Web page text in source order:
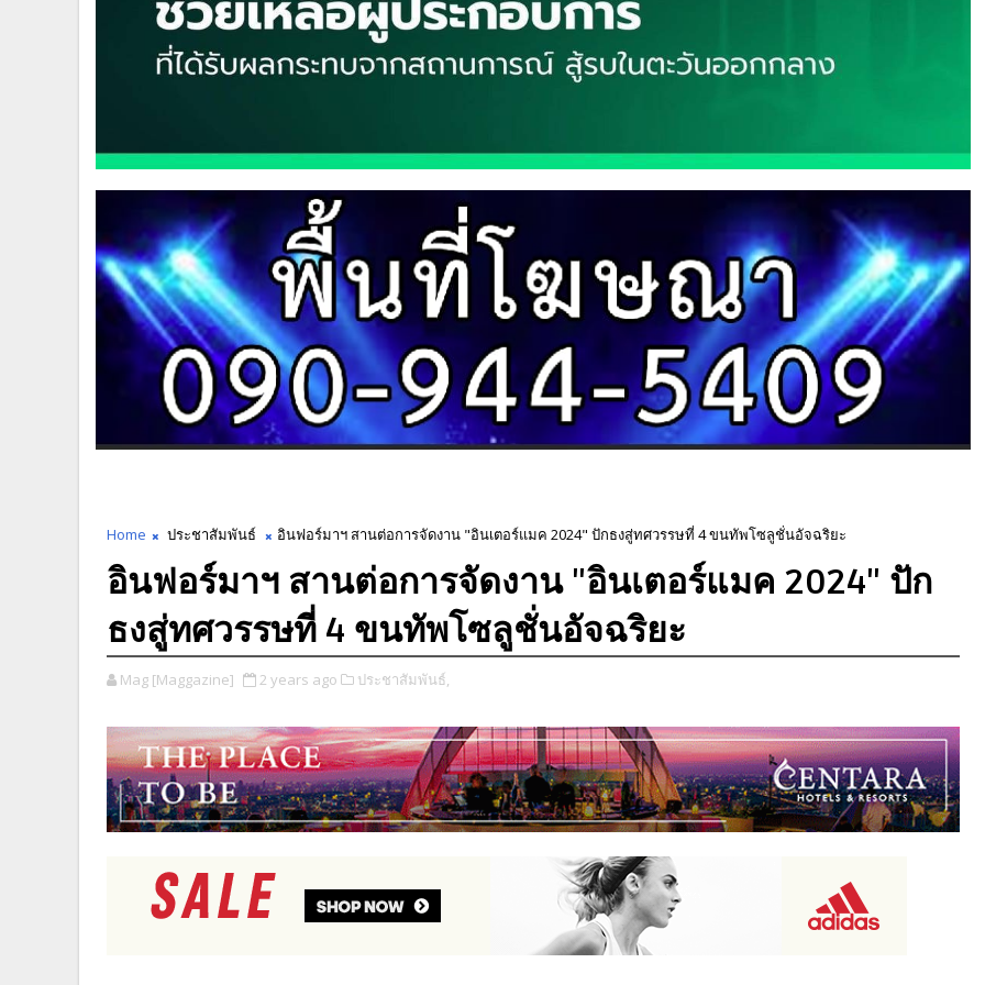
Home ประชาสัมพันธ์ อินฟอร์มาฯ สานต่อการจัดงาน "อินเตอร์แมค 2024" ปักธงสู่ทศวรรษที่ 4 ขนทัพโซลูชั่นอัจฉริยะ
อินฟอร์มาฯ สานต่อการจัดงาน "อินเตอร์แมค 2024" ปัก
ธงสู่ทศวรรษที่ 4 ขนทัพโซลูชั่นอัจฉริยะ
Mag [Maggazine] 2 years ago ประชาสัมพันธ์,